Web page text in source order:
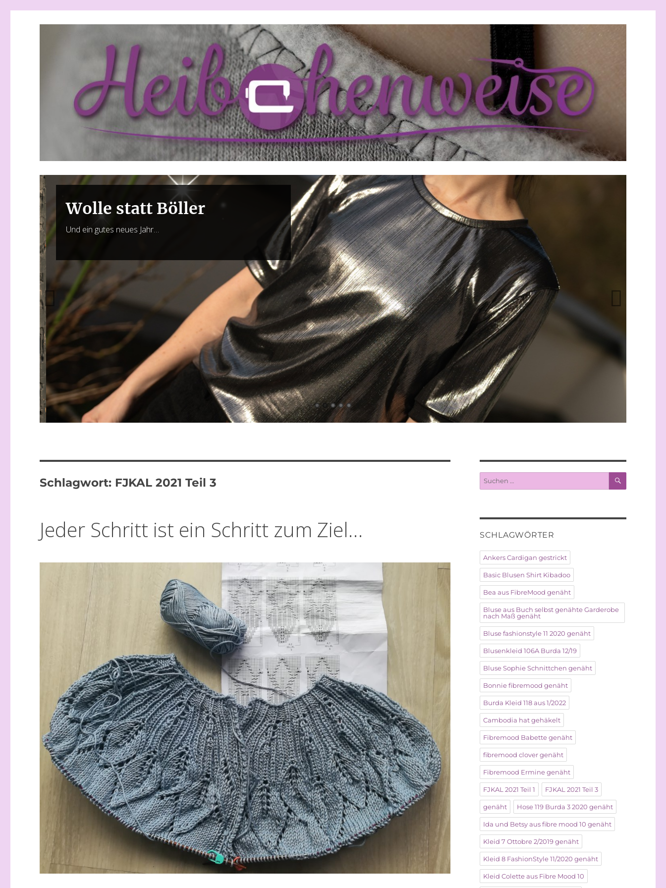
Wolle statt Böller
Und ein gutes neues Jahr…
Schlagwort: FJKAL 2021 Teil 3
Jeder Schritt ist ein Schritt zum Ziel…
Suche
nach:
SUCHEN
SCHLAGWÖRTER
Ankers Cardigan gestrickt
Basic Blusen Shirt Kibadoo
Bea aus FibreMood genäht
Bluse aus Buch selbst genähte Garderobe
nach Maß genäht
Bluse fashionstyle 11 2020 genäht
Blusenkleid 106A Burda 12/19
Bluse Sophie Schnittchen genäht
Bonnie fibremood genäht
Burda Kleid 118 aus 1/2022
Cambodia hat gehäkelt
Fibremood Babette genäht
fibremood clover genäht
Fibremood Ermine genäht
FJKAL 2021 Teil 1 FJKAL 2021 Teil 3
genäht Hose 119 Burda 3 2020 genäht
Ida und Betsy aus fibre mood 10 genäht
Kleid 7 Ottobre 2/2019 genäht
Kleid 8 FashionStyle 11/2020 genäht
Kleid Colette aus Fibre Mood 10